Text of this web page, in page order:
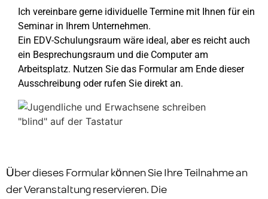
Ich vereinbare gerne idividuelle Termine mit Ihnen für ein
Seminar in Ihrem Unternehmen.
Ein EDV-Schulungsraum wäre ideal, aber es reicht auch
ein Besprechungsraum und die Computer am
Arbeitsplatz. Nutzen Sie das Formular am Ende dieser
Ausschreibung oder rufen Sie direkt an.
Über dieses Formular können Sie Ihre Teilnahme an
der Veranstaltung reservieren. Die